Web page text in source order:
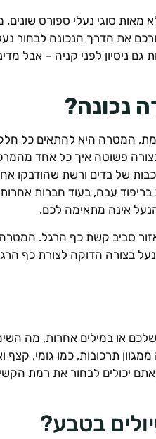
סוגי נעלי ספורט שונים.
את הדרך הנכונה לבחור
גם ניסיון לפני קניה –
נכונה?
המטרה היא להתאים כל
בצורה פשוטה איך כל אחד
של בדים ורשת שהודבקו
עבה, בעוד חברות
אינה מתאימה לכם.
סביב קשת כף הרגל.
בצורה הדוקה לצורת
או במילים אחרות, מה
תרכובות, כמו גומי,
לבחור את רמת
בטבע?